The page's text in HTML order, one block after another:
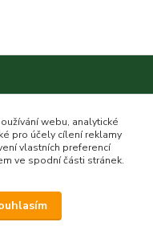
webu, analytické
pro účely cílení reklamy
vlastních preferencí
ve spodní části stránek.